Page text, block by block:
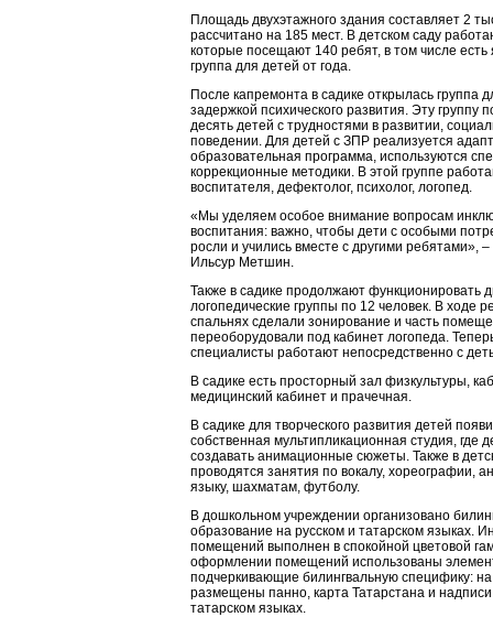
Площадь двухэтажного здания составляет 2
рассчитано на 185 мест. В детском саду
которые посещают 140 ребят, в том числе есть
группа для детей от года.
После капремонта в садике открылась группа
задержкой психического развития. Эту группу
десять детей с трудностями в развитии,
поведении. Для детей с ЗПР реализуется
образовательная программа, используются
коррекционные методики. В этой группе
воспитателя, дефектолог, психолог, логопед.
«Мы уделяем особое внимание вопросам
воспитания: важно, чтобы дети с особыми
росли и учились вместе с другими ребятами», –
Ильсур Метшин.
Также в садике продолжают функционировать
логопедические группы по 12 человек. В ходе
спальнях сделали зонирование и часть
переоборудовали под кабинет логопеда.
специалисты работают непосредственно с
В садике есть просторный зал физкультуры,
медицинский кабинет и прачечная.
В садике для творческого развития детей
собственная мультипликационная студия, где
создавать анимационные сюжеты. Также в
проводятся занятия по вокалу, хореографии,
языку, шахматам, футболу.
В дошкольном учреждении организовано
образование на русском и татарском языках.
помещений выполнен в спокойной цветовой
оформлении помещений использованы
подчеркивающие билингвальную специфику: на
размещены панно, карта Татарстана и надписи
татарском языках.